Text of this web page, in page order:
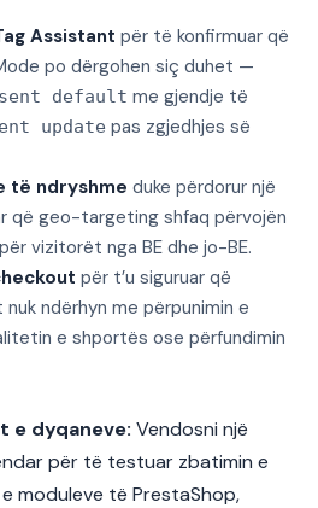
Assistant për të konfirmuar që
po dërgohen siç duhet —
default me gjendje të
update pas zgjedhjes së
të ndryshme duke përdorur një
që geo-targeting shfaq përvojën
vizitorët nga BE dhe jo-BE.
për t’u siguruar që
ndërhyn me përpunimin e
e shportës ose përfundimin
e dyqaneve: Vendosni një
për të testuar zbatimin e
moduleve të PrestaShop,